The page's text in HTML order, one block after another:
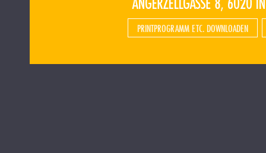
PRINTPROGRAMM ETC. DOWNLOADEN